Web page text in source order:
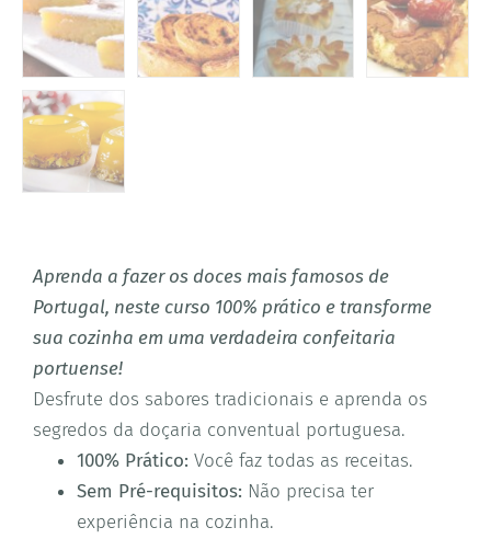
Aprenda a fazer os doces mais famosos de
Portugal, neste curso 100% prático e transforme
sua cozinha em uma verdadeira confeitaria
portuense!
Desfrute dos sabores tradicionais e aprenda os
segredos da doçaria conventual portuguesa.
100% Prático: Você faz todas as receitas.
Sem Pré-requisitos: Não precisa ter
experiência na cozinha.